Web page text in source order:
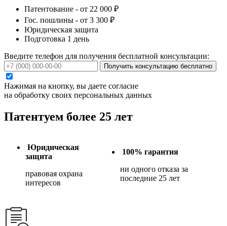
Патентование - от 22 000 ₽
Гос. пошлины - от 3 300 ₽
Юридическая защита
Подготовка 1 день
Введите телефон для получения бесплатной консультации:
Получить консультацию бесплатно
Нажимая на кнопку, вы даете согласие
на обработку своих персональных данных
Патентуем более 25 лет
Юридическая
защита
правовая охрана
интересов
100% гарантия
ни одного отказа за
последние 25 лет